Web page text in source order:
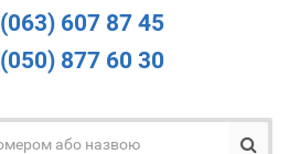
(063) 607 87 45
(050) 877 60 30